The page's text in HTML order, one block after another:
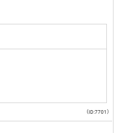
（ID:7701）